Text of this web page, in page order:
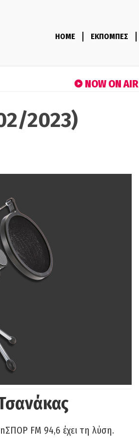
HOME ΕΚΠΟΜΠΕΣ
NOW ON AIR
2023)
FM 94,6 έχει τη λύση.